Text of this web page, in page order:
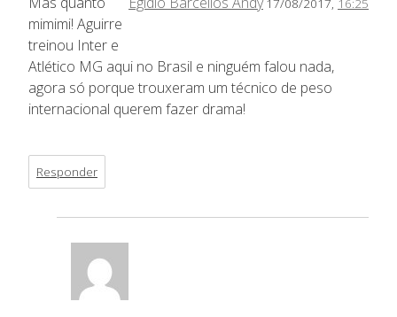
mimimi! Aguirre
treinou Inter e
Atlético MG aqui no Brasil e ninguém falou nada,
agora só porque trouxeram um técnico de peso
internacional querem fazer drama!
Responder